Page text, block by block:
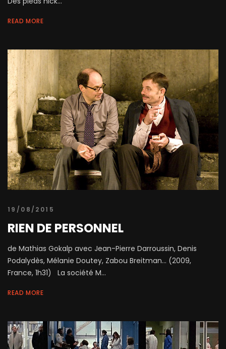
READ MORE
19/08/2015
RIEN DE PERSONNEL
de Mathias Gokalp avec Jean-Pierre Darroussin, Denis
Podalydès, Mélanie Doutey, Zabou Breitman… (2009,
France, 1h31) La société M...
READ MORE